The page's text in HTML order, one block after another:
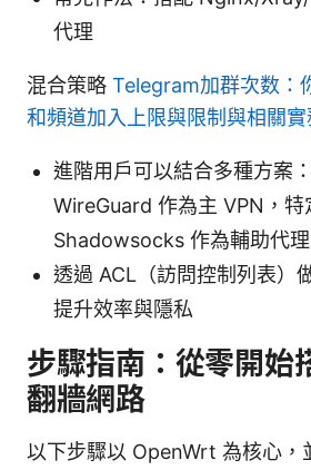
代理
混合策略 Telegram加群次数：
和頻道加入上限與限制與相關
進階用戶可以結合多種方案
WireGuard 作為主 VPN，特
Shadowsocks 作為輔助代理
透過 ACL（訪問控制列表）
提升效率與隱私
步驟指南：從零開始
翻牆網路
以下步驟以 OpenWrt 為核心，